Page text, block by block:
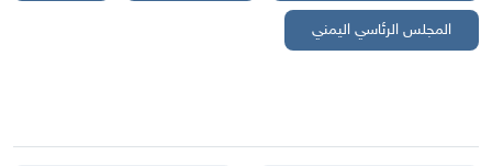
المجلس الرئاسي اليمني